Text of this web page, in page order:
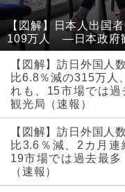
【図解】日本人出国
109万人 ―日本政府
【図解】訪日外国人
比6.8％減の315万人
れも、15市場では
観光局（速報）
【図解】訪日外国人
比3.6％減、2カ月
19市場では過去最
（速報）